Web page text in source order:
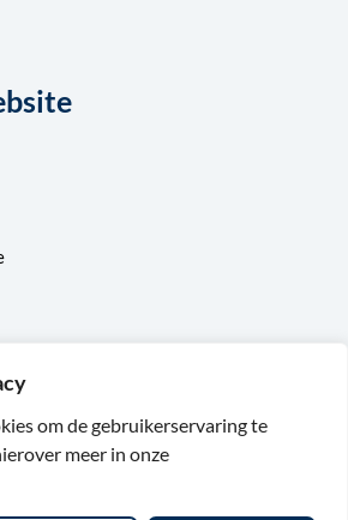
om de gebruikerservaring te
meer in onze
i